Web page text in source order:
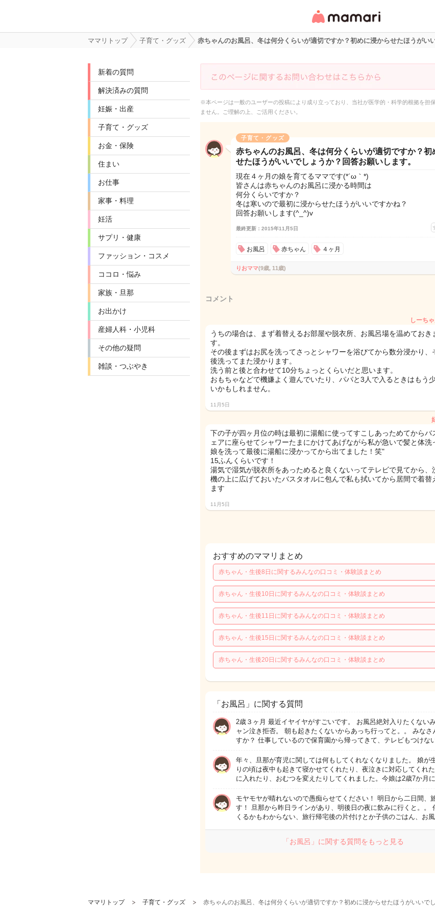
リ・情報サイト
ママリトップ 子育て・グッズ 赤ちゃんのお風呂、冬は何分くらいが適切ですか？初めに浸からせたほうがい
新着の質問
解決済みの質問
妊娠・出産
子育て・グッズ
お金・保険
住まい
お仕事
家事・料理
妊活
サプリ・健康
ファッション・コスメ
ココロ・悩み
家族・旦那
お出かけ
産婦人科・小児科
その他の疑問
雑談・つぶやき
※本ページは一般のユーザーの投稿により成り立っており、当社が医学的・科学的根拠を担
ません。ご理解の上、ご活用ください。
子育て・グッズ
赤ちゃんのお風呂、冬は何分くらいが適切ですか？初
せたほうがいいでしょうか？回答お願いします。
現在４ヶ月の娘を育てるママです(*´ω｀*)
皆さんは赤ちゃんのお風呂に浸かる時間は
何分くらいですか？
冬は寒いので最初に浸からせたほうがいいですかね？
回答お願いします(^_^)v
最終更新：2015年11月5日
お風呂 赤ちゃん ４ヶ月
りおママ(9歳, 11歳)
コメント
しーち
うちの場合は、まず着替えるお部屋や脱衣所、お風呂場を温めておき
す。
その後まずはお尻を洗ってさっとシャワーを浴びてから数分浸かり、
後洗ってまた浸かります。
洗う前と後と合わせて10分ちょっとくらいだと思います。
おもちゃなどで機嫌よく遊んでいたり、パパと3人で入るときはもう
いかもしれません。
11月5日
下の子が四ヶ月位の時は最初に湯船に使ってすこしあっためてからバ
ェアに座らせてシャワーたまにかけてあげながら私が急いで髪と体洗
娘を洗って最後に湯船に浸かってから出てました！笑"
15ふんくらいです！
湯気で湿気が脱衣所をあっためると良くないってテレビで見てから、
機の上に広げておいたバスタオルに包んで私も拭いてから居間で着替
ます
11月5日
おすすめのママリまとめ
赤ちゃん・生後8日に関するみんなの口コミ・体験談まとめ
赤ちゃん・生後10日に関するみんなの口コミ・体験談まとめ
赤ちゃん・生後11日に関するみんなの口コミ・体験談まとめ
赤ちゃん・生後15日に関するみんなの口コミ・体験談まとめ
赤ちゃん・生後20日に関するみんなの口コミ・体験談まとめ
「お風呂」に関する質問
2歳３ヶ月 最近イヤイヤがすごいです。 お風呂絶対入りたくない
ャン泣き拒否。 朝も起きたくないからあっち行ってと。。 みなさ
すか？ 仕事しているので保育園から帰ってきて、テレビもつけな
年々、旦那が育児に関しては何もしてくれなくなりました。 娘が
りの頃は夜中も起きて寝かせてくれたり、夜泣きに対応してくれ
に入れたり、おむつを変えたりしてくれました。今娘は2歳7か月
モヤモヤが晴れないので愚痴らせてください！ 明日から二日間、
す！ 旦那から昨日ラインがあり、明後日の夜に飲みに行くと。。
くるかもわからない、旅行帰宅後の片付けとか子供のごはん、お
「お風呂」に関する質問をもっと見る
ママリトップ 子育て・グッズ 赤ちゃんのお風呂、冬は何分くらいが適切ですか？初めに浸からせたほうがいいで